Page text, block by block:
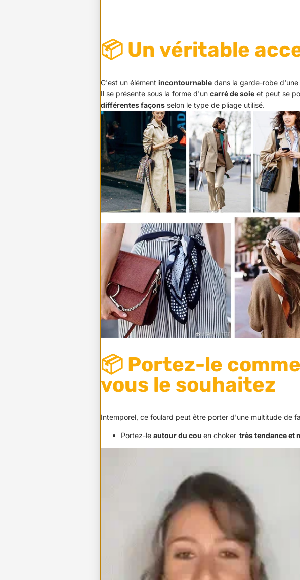
📦 Un véritable
C'est un élément incontournable dans la garde-robe d'une
Il se présente sous la forme d'un carré de soie et peut se
différentes façons selon le type de pliage utilisé.
📦 Portez-le comme
vous le souhaitez
Intemporel, ce foulard peut être porter d'une multitude de
Portez-le autour du cou en choker très tendance et